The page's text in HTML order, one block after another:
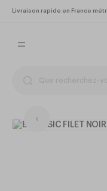
Livraison rapide en France